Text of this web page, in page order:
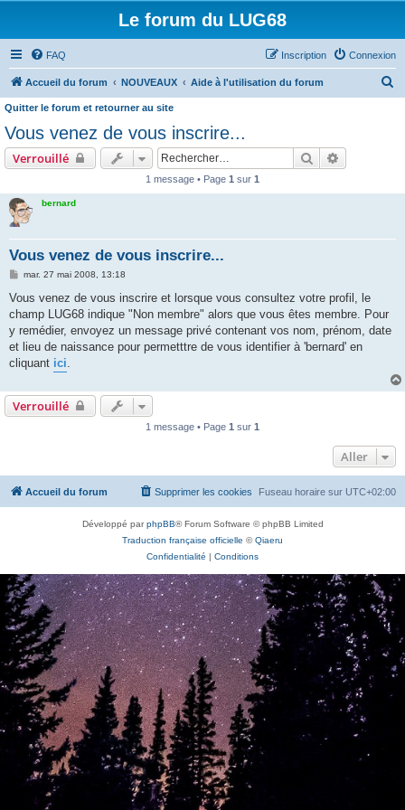
Le forum du LUG68
FAQ Connexion
Inscription
Accueil du forum NOUVEAUX Aide à l'utilisation du forum
Quitter le forum et retourner au site
Vous venez de vous inscrire...
Verrouillé Rechercher
1 message • Page 1 sur 1
bernard
Vous venez de vous inscrire...
M
s
a
g
mar. 27 mai 2008, 13:18
Vous venez de vous inscrire et lorsque vous consultez votre profil, le
champ LUG68 indique "Non membre" alors que vous êtes membre. Pour
y remédier, envoyez un message privé contenant vos nom, prénom, date
et lieu de naissance pour permetttre de vous identifier à 'bernard' en
cliquant ici.
Verrouillé
1 message • Page 1 sur 1
Aller
Accueil du forum Fuseau horaire sur UTC+02:00
Supprimer les cookies
Développé parphpBB® Forum Software © phpBB Limited
Traduction française officielle ©Qiaeru
Confidentialité | Conditions